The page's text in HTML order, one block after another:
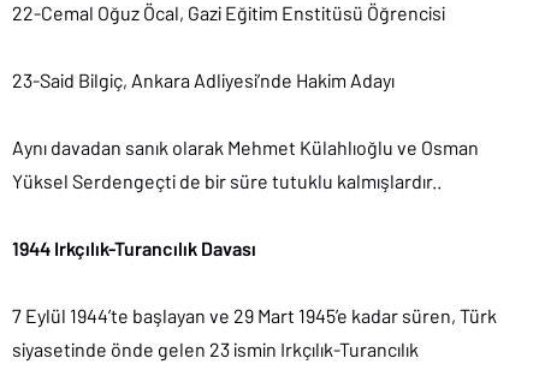
22-Cemal Oğuz Öcal, Gazi Eğitim Enstitüsü Öğrencisi
23-Said Bilgiç, Ankara Adliyesi’nde Hakim Adayı
Aynı davadan sanık olarak Mehmet Külahlıoğlu ve Osman
Yüksel Serdengeçti de bir süre tutuklu kalmışlardır..
1944 Irkçılık-Turancılık Davası
7 Eylül 1944’te başlayan ve 29 Mart 1945’e kadar süren, Türk
siyasetinde önde gelen 23 ismin Irkçılık-Turancılık